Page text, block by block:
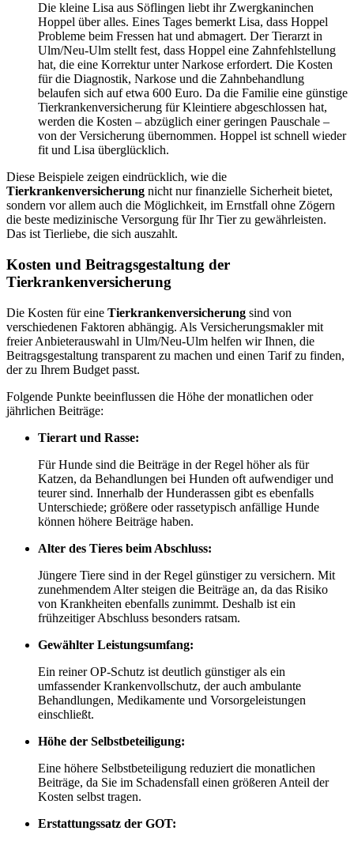
Die kleine Lisa aus Söflingen liebt ihr Zwergkaninchen
Hoppel über alles. Eines Tages bemerkt Lisa, dass Hoppel
Probleme beim Fressen hat und abmagert. Der Tierarzt in
Ulm/Neu-Ulm stellt fest, dass Hoppel eine Zahnfehlstellung
hat, die eine Korrektur unter Narkose erfordert. Die Kosten
für die Diagnostik, Narkose und die Zahnbehandlung
belaufen sich auf etwa 600 Euro. Da die Familie eine günstige
Tierkrankenversicherung für Kleintiere abgeschlossen hat,
werden die Kosten – abzüglich einer geringen Pauschale –
von der Versicherung übernommen. Hoppel ist schnell wieder
fit und Lisa überglücklich.
Diese Beispiele zeigen eindrücklich, wie die
Tierkrankenversicherung nicht nur finanzielle Sicherheit bietet,
sondern vor allem auch die Möglichkeit, im Ernstfall ohne Zögern
die beste medizinische Versorgung für Ihr Tier zu gewährleisten.
Das ist Tierliebe, die sich auszahlt.
Kosten und Beitragsgestaltung der
Tierkrankenversicherung
Die Kosten für eine Tierkrankenversicherung sind von
verschiedenen Faktoren abhängig. Als Versicherungsmakler mit
freier Anbieterauswahl in Ulm/Neu-Ulm helfen wir Ihnen, die
Beitragsgestaltung transparent zu machen und einen Tarif zu finden,
der zu Ihrem Budget passt.
Folgende Punkte beeinflussen die Höhe der monatlichen oder
jährlichen Beiträge:
Tierart und Rasse:
Für Hunde sind die Beiträge in der Regel höher als für
Katzen, da Behandlungen bei Hunden oft aufwendiger und
teurer sind. Innerhalb der Hunderassen gibt es ebenfalls
Unterschiede; größere oder rassetypisch anfällige Hunde
können höhere Beiträge haben.
Alter des Tieres beim Abschluss:
Jüngere Tiere sind in der Regel günstiger zu versichern. Mit
zunehmendem Alter steigen die Beiträge an, da das Risiko
von Krankheiten ebenfalls zunimmt. Deshalb ist ein
frühzeitiger Abschluss besonders ratsam.
Gewählter Leistungsumfang:
Ein reiner OP-Schutz ist deutlich günstiger als ein
umfassender Krankenvollschutz, der auch ambulante
Behandlungen, Medikamente und Vorsorgeleistungen
einschließt.
Höhe der Selbstbeteiligung:
Eine höhere Selbstbeteiligung reduziert die monatlichen
Beiträge, da Sie im Schadensfall einen größeren Anteil der
Kosten selbst tragen.
Erstattungssatz der GOT: